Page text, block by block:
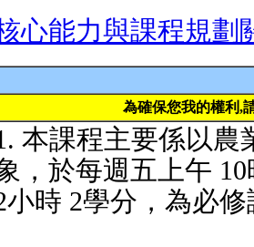
心能力與課程規劃
為確保您我的權利,
本課程主要係以
，於每週五上午
小時 2學分，為必